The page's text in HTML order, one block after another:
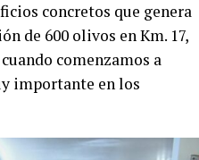
concretos que genera
de 600 olivos en Km. 17,
comenzamos a
importante en los